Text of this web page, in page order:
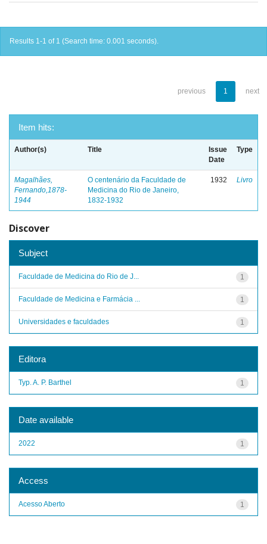
Results 1-1 of 1 (Search time: 0.001 seconds).
previous 1 next
Item hits:
Author(s) Title
Issue
Date
Type
Magalhães,
Fernando,1878-
1944
O centenário da Faculdade de
Medicina do Rio de Janeiro,
1832-1932
1932 Livro
Discover
Subject
1
Faculdade de Medicina do Rio de J...
1
Faculdade de Medicina e Farmácia ...
1
Universidades e faculdades
Editora
1
Typ. A. P. Barthel
Date available
1
2022
Access
1
Acesso Aberto